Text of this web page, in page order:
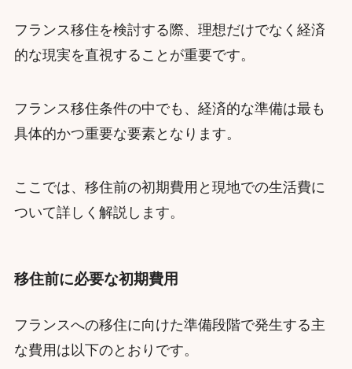
フランス移住を検討する際、理想だけでなく経済
的な現実を直視することが重要です。
フランス移住条件の中でも、経済的な準備は最も
具体的かつ重要な要素となります。
ここでは、移住前の初期費用と現地での生活費に
ついて詳しく解説します。
移住前に必要な初期費用
フランスへの移住に向けた準備段階で発生する主
な費用は以下のとおりです。